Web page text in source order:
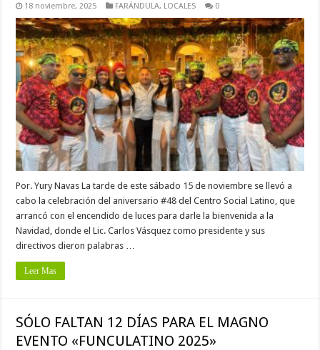
18 noviembre, 2025 FARÁNDULA, LOCALES 0
Por. Yury Navas La tarde de este sábado 15 de noviembre se llevó a
cabo la celebración del aniversario #48 del Centro Social Latino, que
arrancó con el encendido de luces para darle la bienvenida a la
Navidad, donde el Lic. Carlos Vásquez como presidente y sus
directivos dieron palabras …
Leer Mas
SÓLO FALTAN 12 DÍAS PARA EL MAGNO
EVENTO «FUNCULATINO 2025»